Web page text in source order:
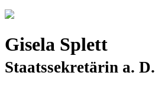
Gisela Splett
Staatssekretärin a. D.